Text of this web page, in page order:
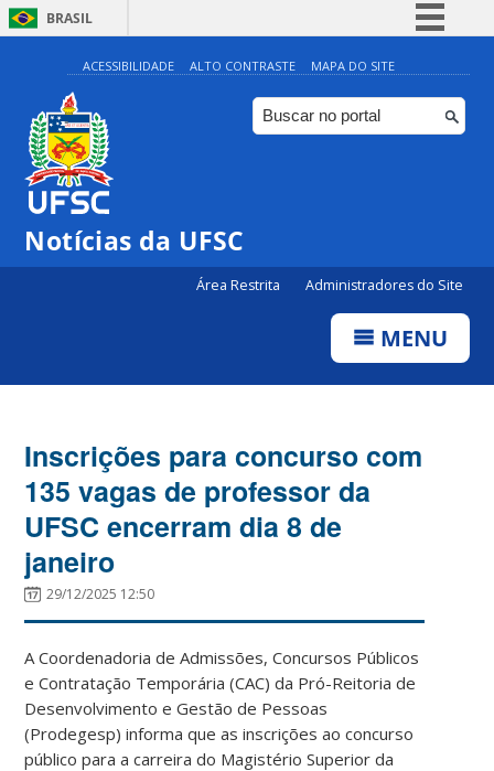
BRASIL
Simplifique!
Comunica BR
Participe
ACESSIBILIDADE ALTO CONTRASTE MAPA DO SITE
Notícias da UFSC
Área Restrita Administradores do Site
MENU
Inscrições para concurso com
135 vagas de professor da
UFSC encerram dia 8 de
janeiro
29/12/2025 12:50
A Coordenadoria de Admissões, Concursos Públicos
e Contratação Temporária (CAC) da Pró-Reitoria de
Desenvolvimento e Gestão de Pessoas
(Prodegesp) informa que as inscrições ao concurso
público para a carreira do Magistério Superior da